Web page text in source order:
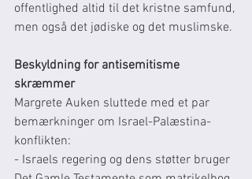
offentlighed altid til det kristne samfund,
men også det jødiske og det muslimske.
Beskyldning for antisemitisme
skræmmer
Margrete Auken sluttede med et par
bemærkninger om Israel-Palæstina-
konflikten:
- Israels regering og dens støtter bruger